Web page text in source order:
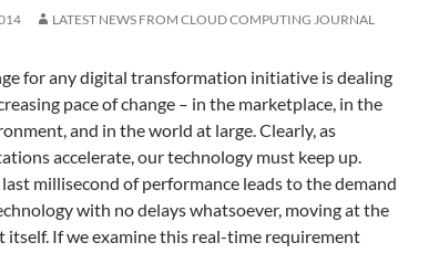
LATEST NEWS FROM CLOUD COMPUTING JOURNAL
for any digital transformation initiative is dealing
pace of change – in the marketplace, in the
and in the world at large. Clearly, as
accelerate, our technology must keep up.
millisecond of performance leads to the demand
with no delays whatsoever, moving at the
itself. If we examine this real-time requirement